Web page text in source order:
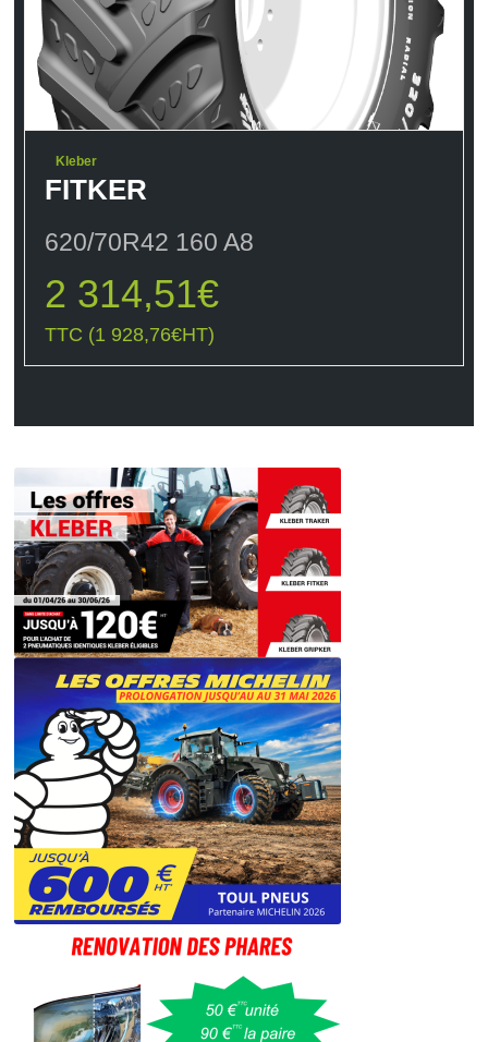
Kleber
FITKER
620/70R42 160 A8
2 314,51€
TTC (1 928,76€HT)